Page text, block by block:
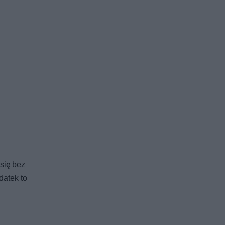
bez
to